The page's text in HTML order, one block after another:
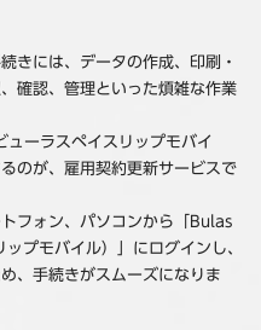
ステナビリティ 企業情報
採用情報
わせ
きには、データの作成、印刷・
確認、管理といった煩雑な作業
ーラスペイスリップモバイ
のが、雇用契約更新サービスで
フォン、パソコンから「Bulas
プモバイル）」にログインし、
、手続きがスムーズになりま